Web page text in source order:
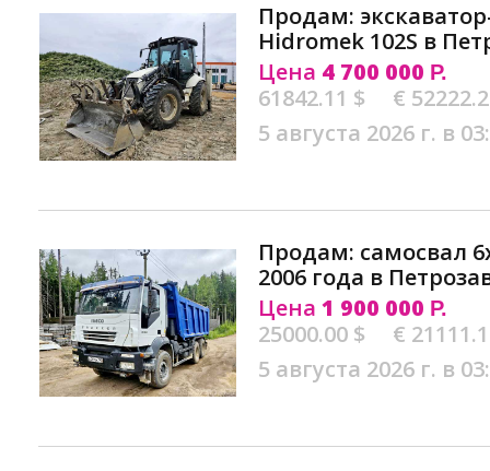
Продам:
Hidromek 102S в
Цена 4 700 000 Р.
61842.11 $
€
5 августа 2026 г. в
Продам: самосвал
2006 года в
Цена 1 900 000 Р.
25000.00 $
€
5 августа 2026 г. в